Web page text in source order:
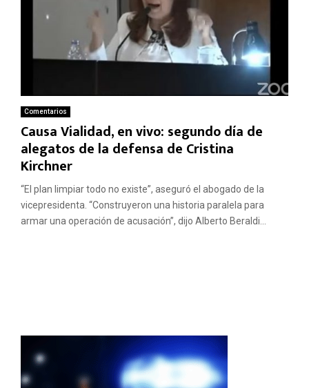
Comentarios
Causa Vialidad, en vivo: segundo día de
alegatos de la defensa de Cristina
Kirchner
“El plan limpiar todo no existe”, aseguró el abogado de la
vicepresidenta. “Construyeron una historia paralela para
armar una operación de acusación”, dijo Alberto Beraldi...